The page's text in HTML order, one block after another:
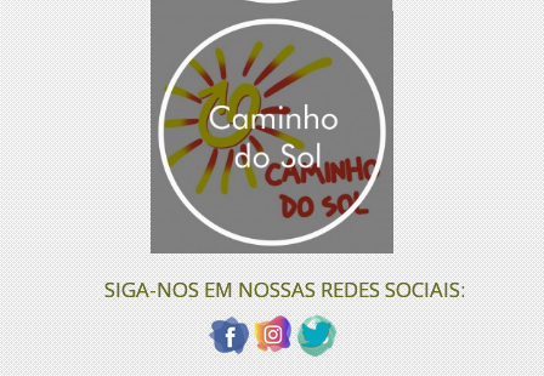
SIGA-NOS EM NOSSAS REDES SOCIAIS: